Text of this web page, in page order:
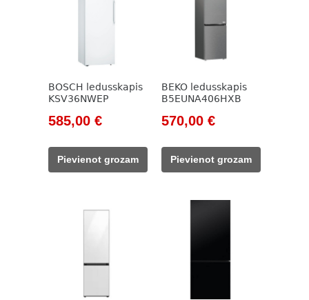
BOSCH ledusskapis
KSV36NWEP
Original
was:
785,00 €.
585,00 €Current
585,00 €.
Pievienot grozam
BEKO ledusskapis
B5EUNA406HXB
Original
was:
785,00 €.
570,00 €Current
570,00 €.
Pievienot grozam